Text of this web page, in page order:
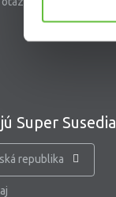
Super Susedia
republika